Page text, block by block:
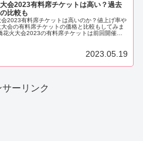
会2023有料席チケットは高い？過去
比較も
2023有料席チケットは高いのか？値上げ率や
会の有料席チケットの価格と比較もしてみま
花火大会2023の有料席チケットは前回開催時
2023.05.19
サーリンク